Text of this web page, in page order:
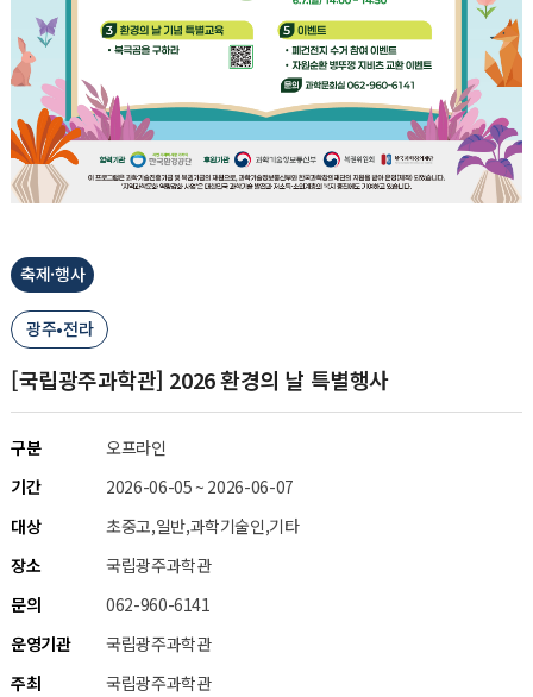
축제·행사
광주•전라
[국립광주과학관] 2026 환경의 날 특별행사
구분
오프라인
기간
2026-06-05 ~ 2026-06-07
대상
초중고,일반,과학기술인,기타
장소
국립광주과학관
문의
062-960-6141
운영기관
국립광주과학관
주최
국립광주과학관